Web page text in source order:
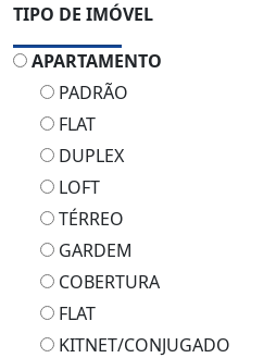
TIPO DE IMÓVEL
APARTAMENTO
PADRÃO
FLAT
DUPLEX
LOFT
TÉRREO
GARDEM
COBERTURA
FLAT
KITNET/CONJUGADO